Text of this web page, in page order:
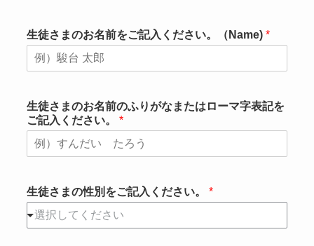
生徒さまのお名前をご記入ください。（Name) *
生徒さまのお名前のふりがなまたはローマ字表記を
ご記入ください。 *
生徒さまの性別をご記入ください。 *
選択してください